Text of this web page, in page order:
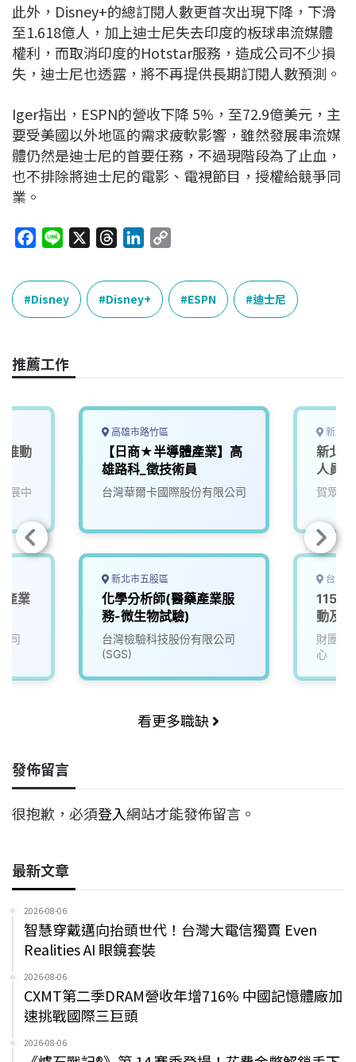
此外，Disney+的總訂閱人數更首次出現下降，下滑
至1.618億人，加上迪士尼失去印度的板球串流媒體
權利，而取消印度的Hotstar服務，造成公司不少損
失，迪士尼也透露，將不再提供長期訂閱人數預測。
Iger指出，ESPN的營收下降 5%，至72.9億美元，主
要受美國以外地區的需求疲軟影響，雖然發展串流媒
體仍然是迪士尼的首要任務，不過現階段為了止血，
也不排除將迪士尼的電影、電視節目，授權給競爭同
業。
c
e
b
o
k
n
e
r
e
a
n
k
e
n
p
L
k
Disney Disney+ ESPN 迪士尼
推薦工作
推動
展中
產業
司
高雄市路竹區
【日商★半導體產業】高
雄路科_徵技術員
台灣華爾卡國際股份有限公司
新北市五股區
化學分析師(醫藥產業服
務-微生物試驗)
台灣檢驗科技股份有限公司
(SGS)
新北
新北
人員
賀眾企
台北
動及
財團法
心
看更多職缺
發佈留言
很抱歉，必須登入網站才能發佈留言。
最新文章
2026-08-06
智慧穿戴邁向抬頭世代！台灣大電信獨賣 Even
Realities AI 眼鏡套裝
2026-08-06
CXMT第二季DRAM營收年增716% 中國記憶體廠加
速挑戰國際三巨頭
2026-08-06